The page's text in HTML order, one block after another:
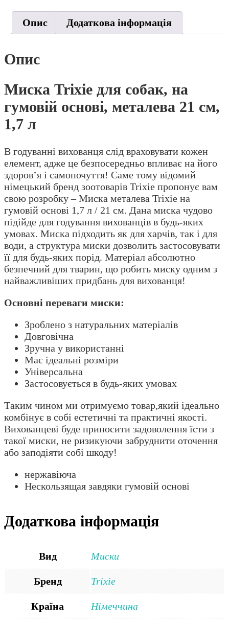
л
кількість
Опис Додаткова інформація
Опис
Миска Trixie для собак, на
гумовій основі, металева 21 см,
1,7 л
В годуванні вихованця слід враховувати кожен
елемент, адже це безпосередньо впливає на його
здоров’я і самопочуття! Саме тому відомий
німецький бренд зоотоварів Trixie пропонує вам
свою розробку – Миска металева Trixie на
гумовій основі 1,7 л / 21 см. Дана миска чудово
підійде для годування вихованців в будь-яких
умовах. Миска підходить як для харчів, так і для
води, а структура миски дозволить застосовувати
її для будь-яких порід. Матеріал абсолютно
безпечний для тварин, що робить миску одним з
найважливіших придбань для вихованця!
Основні переваги миски:
Зроблено з натуральних матеріалів
Довговічна
Зручна у використанні
Має ідеальні розміри
Універсальна
Застосовується в будь-яких умовах
Таким чином ми отримуємо товар,який ідеально
комбінує в собі естетичні та практичні якості.
Вихованцеві буде приносити задоволення їсти з
такої миски, не ризикуючи забруднити оточення
або заподіяти собі шкоду!
нержавіюча
Нескользящая завдяки гумовій основі
Додаткова інформація
Вид Миски
Бренд Trixie
Країна Німеччина